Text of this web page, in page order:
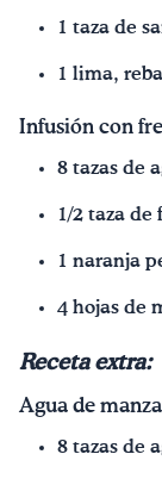
1 taza de
1 lima,
Infusión con
8 tazas de
1/2 taza de
1 naranja
4 hojas de
Receta extra:
Agua de
8 tazas de